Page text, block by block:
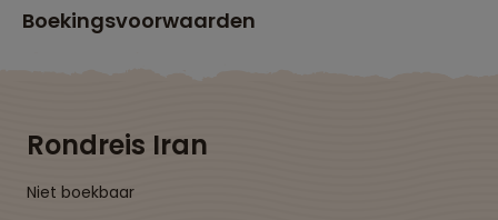
Boekingsvoorwaarden
Rondreis Iran
Niet boekbaar